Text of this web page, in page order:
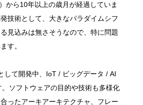
ら10年以上の歳月が経過していま
技術として、大きなパラダイムシフ
見込みは無さそうなので、特に問題
す。
て開発中、IoT / ビッグデータ / AI
ソフトウェアの目的や技術も多様化
ったアーキアーキテクチャ、フレー